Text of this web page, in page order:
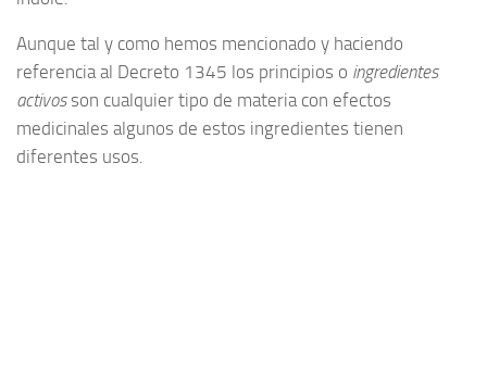
Aunque tal y como hemos mencionado y haciendo
referencia al Decreto 1345 los principios o ingredientes
activosson cualquier tipo de materia con efectos
medicinales algunos de estos ingredientes tienen
diferentes usos.